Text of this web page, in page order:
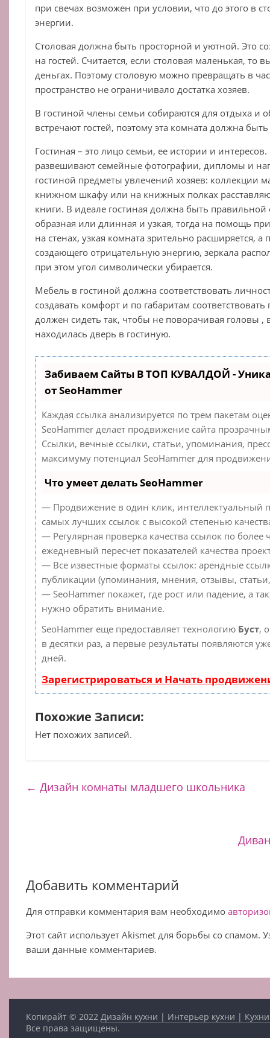
при свечах возможен при условии, что до этого в
энергии.
Столовая должна быть просторной и уютной. Это
на гостей. Считается, если столовая маленькая, то
деньгах. Поэтому столовую можно превращать в
пространство не ограничивало достатка хозяев.
В гостиной члены семьи собираются для отдыха и
встречают гостей, поэтому эта комната должна
Гостиная – это лицо семьи, ее истории и
развешивают семейные фотографии, дипломы и
гостиной предметы увлечений хозяев: коллекции
книжном шкафу или на книжных полках
книги. В идеале гостиная должна быть
образная или длинная и узкая, тогда на помощь
на стенах, узкая комната зрительно расширяется, а
создающего отрицательную энергию, зеркала
при этом угол символически убирается.
Мебель в гостиной должна соответствовать
создавать комфорт и по габаритам
должен сидеть так, чтобы не поворачивая головы ,
находилась дверь в гостиную.
Забиваем Сайты В ТОП КУВАЛДОЙ -
от SeoHammer
Каждая ссылка анализируется по трем пакетам
SeoHammer делает продвижение сайта
Ссылки, вечные ссылки, статьи, упоминания,
максимуму потенциал SeoHammer для
Что умеет делать SeoHammer
— Продвижение в один клик, интеллектуальный
самых лучших ссылок с высокой степенью
— Регулярная проверка качества ссылок по более
ежедневный пересчет показателей качества
— Все известные форматы ссылок: арендные
публикации (упоминания, мнения, отзывы,
— SeoHammer покажет, где рост или падение, а
нужно обратить внимание.
SeoHammer еще предоставляет технологию Буст,
в десятки раз, а первые результаты появляются
дней.
Зарегистрироваться и Начать
Похожие Записи:
Нет похожих записей.
← Дизайн комнаты младшего школьника
Добавить комментарий
Для отправки комментария вам необходимо
Этот сайт использует Akismet для борьбы со спамом.
ваши данные комментариев.
Копирайт © 2022 Дизайн кухни | Интерьер кухни |
Все права защищены.